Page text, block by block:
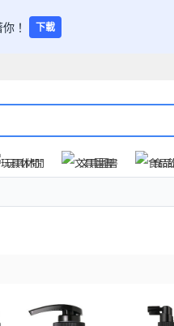
！ 下載
玩具休閒 文具圖書 食